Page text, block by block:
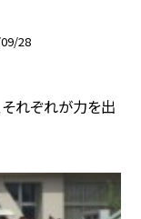
28
それぞれが力を出